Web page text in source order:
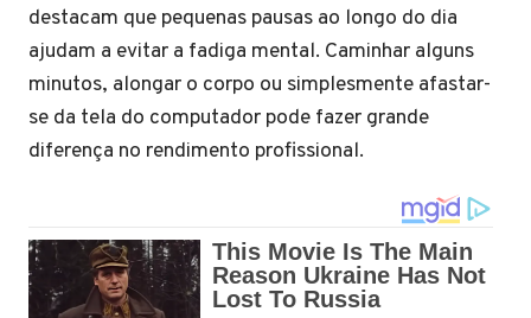
destacam que pequenas pausas ao longo do dia
ajudam a evitar a fadiga mental. Caminhar alguns
minutos, alongar o corpo ou simplesmente afastar-
se da tela do computador pode fazer grande
diferença no rendimento profissional.